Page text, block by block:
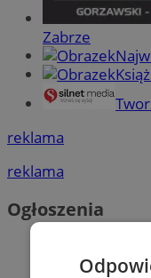
Zabrze
reklama
reklama
Ogłoszenia